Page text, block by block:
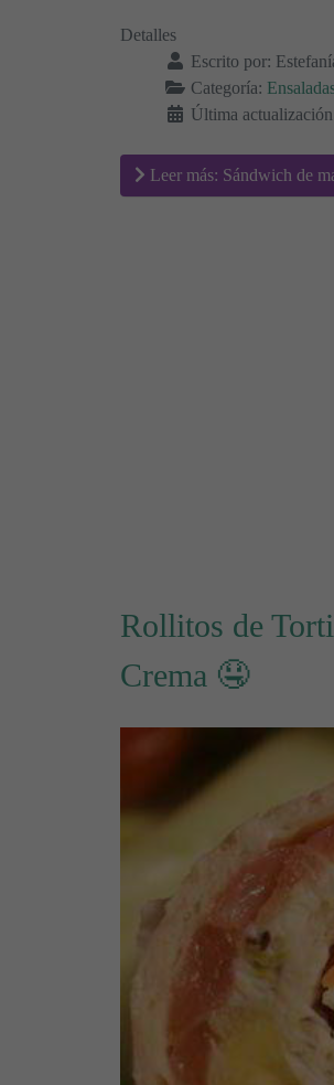
Detalles
Escrito por:
Categoría:
Última
Leer más: Sándwich de
Rollitos de
Crema 🤤